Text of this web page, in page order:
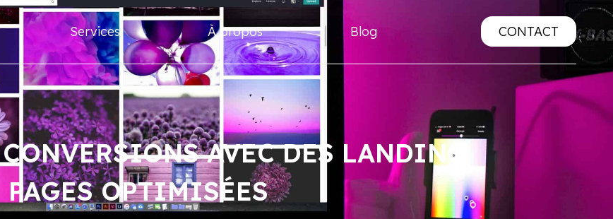
Services À propos Blog CONTACT
AVEC DES LANDING
PAGES OPTIMISÉES